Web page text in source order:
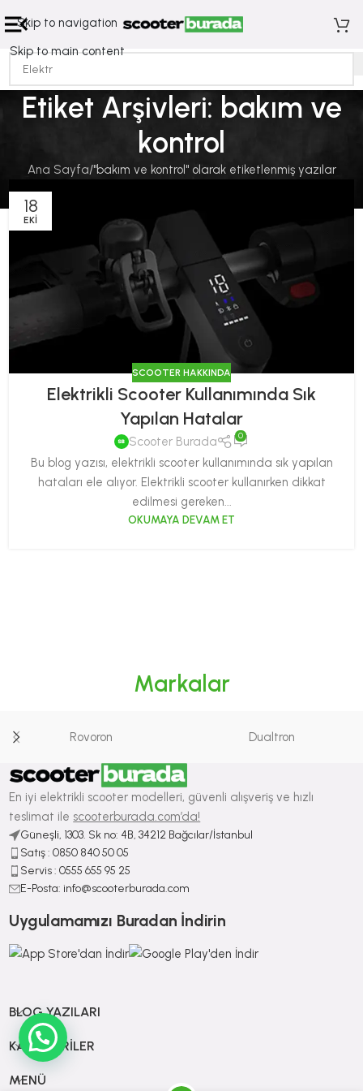
Skip to navigation
Skip to main content
Etiket Arşivleri: bakım ve
kontrol
Ana Sayfa "bakım ve kontrol" olarak etiketlenmiş yazılar
18
EKI
SCOOTER HAKKINDA
Elektrikli Scooter Kullanımında Sık
Yapılan Hatalar
Scooter Burada 0
Bu blog yazısı, elektrikli scooter kullanımında sık yapılan
hataları ele alıyor. Elektrikli scooter kullanırken dikkat
edilmesi gereken...
OKUMAYA DEVAM ET
Markalar
Rovoron Dualtron
En iyi elektrikli scooter modelleri, güvenli alışveriş ve hızlı
teslimat ile scooterburada.com’da!
Güneşli, 1303. Sk no: 4B, 34212 Bağcılar/İstanbul
Satış : ⁠0850 840 50 05
Servis : 0555 655 95 25
E-Posta: info@scooterburada.com
Uygulamamızı Buradan İndirin
BLOG YAZILARI
KATEGORILER
MENÜ